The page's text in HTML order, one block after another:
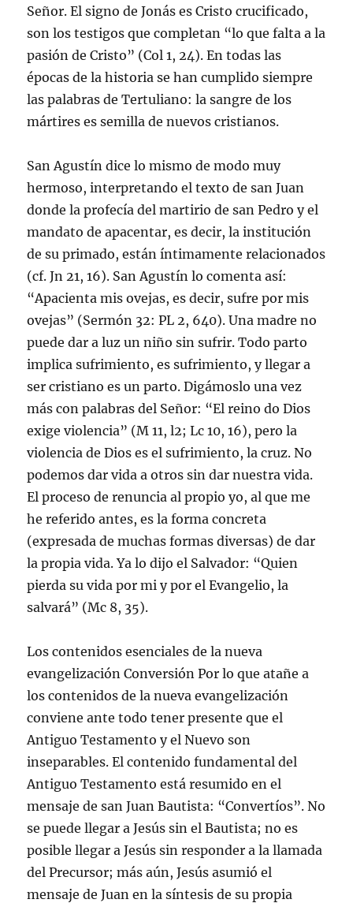
Señor. El signo de Jonás es Cristo crucificado,
son los testigos que completan “lo que falta a la
pasión de Cristo” (Col 1, 24). En todas las
épocas de la historia se han cumplido siempre
las palabras de Tertuliano: la sangre de los
mártires es semilla de nuevos cristianos.
San Agustín dice lo mismo de modo muy
hermoso, interpretando el texto de san Juan
donde la profecía del martirio de san Pedro y el
mandato de apacentar, es decir, la institución
de su primado, están íntimamente relacionados
(cf. Jn 21, 16). San Agustín lo comenta así:
“Apacienta mis ovejas, es decir, sufre por mis
ovejas” (Sermón 32: PL 2, 640). Una madre no
puede dar a luz un niño sin sufrir. Todo parto
implica sufrimiento, es sufrimiento, y llegar a
ser cristiano es un parto. Digámoslo una vez
más con palabras del Señor: “El reino do Dios
exige violencia” (M 11, l2; Lc 10, 16), pero la
violencia de Dios es el sufrimiento, la cruz. No
podemos dar vida a otros sin dar nuestra vida.
El proceso de renuncia al propio yo, al que me
he referido antes, es la forma concreta
(expresada de muchas formas diversas) de dar
la propia vida. Ya lo dijo el Salvador: “Quien
pierda su vida por mi y por el Evangelio, la
salvará” (Mc 8, 35).
Los contenidos esenciales de la nueva
evangelización Conversión Por lo que atañe a
los contenidos de la nueva evangelización
conviene ante todo tener presente que el
Antiguo Testamento y el Nuevo son
inseparables. El contenido fundamental del
Antiguo Testamento está resumido en el
mensaje de san Juan Bautista: “Convertíos”. No
se puede llegar a Jesús sin el Bautista; no es
posible llegar a Jesús sin responder a la llamada
del Precursor; más aún, Jesús asumió el
mensaje de Juan en la síntesis de su propia